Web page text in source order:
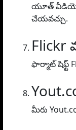
యూత్ వీడియో
చేయవచ్చు.
Flickr
ఫార్మాట్ షిఫ్ట్
మీరు